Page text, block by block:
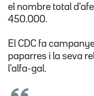
el nombre total
450.000.
El CDC fa
paparres i la seva
l'alfa-gal.